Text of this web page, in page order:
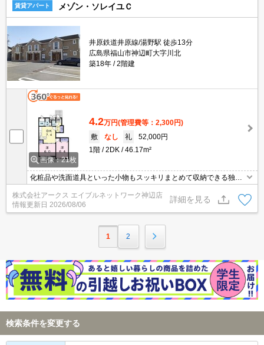
賃貸アパート メゾン・ソレイユＣ
井原鉄道井原線/湯野駅 徒歩13分
広島県福山市神辺町大字川北
築18年
2階建
画像：21枚
4.2万円(管理費等：2,300円)
敷
なし 礼
52,000円
1階
2DK 46.17m²
化粧品や洗面道具といった小物もスッキリまとめて収納できる独立
洗面台があります。共用部には宅配ボックスが備え付けられている
ため、外出が多い方でも荷物を受け取ることができます。モニター
で来訪者を確認して、インターホンで対面せずに会話することがで
きます。お湯を沸かし直せる追い焚き機能付きです。
株式会社アークス エイブルネットワーク神辺店
情報更新日 2026/08/06
詳細を見る
1 2
検索条件を変更する